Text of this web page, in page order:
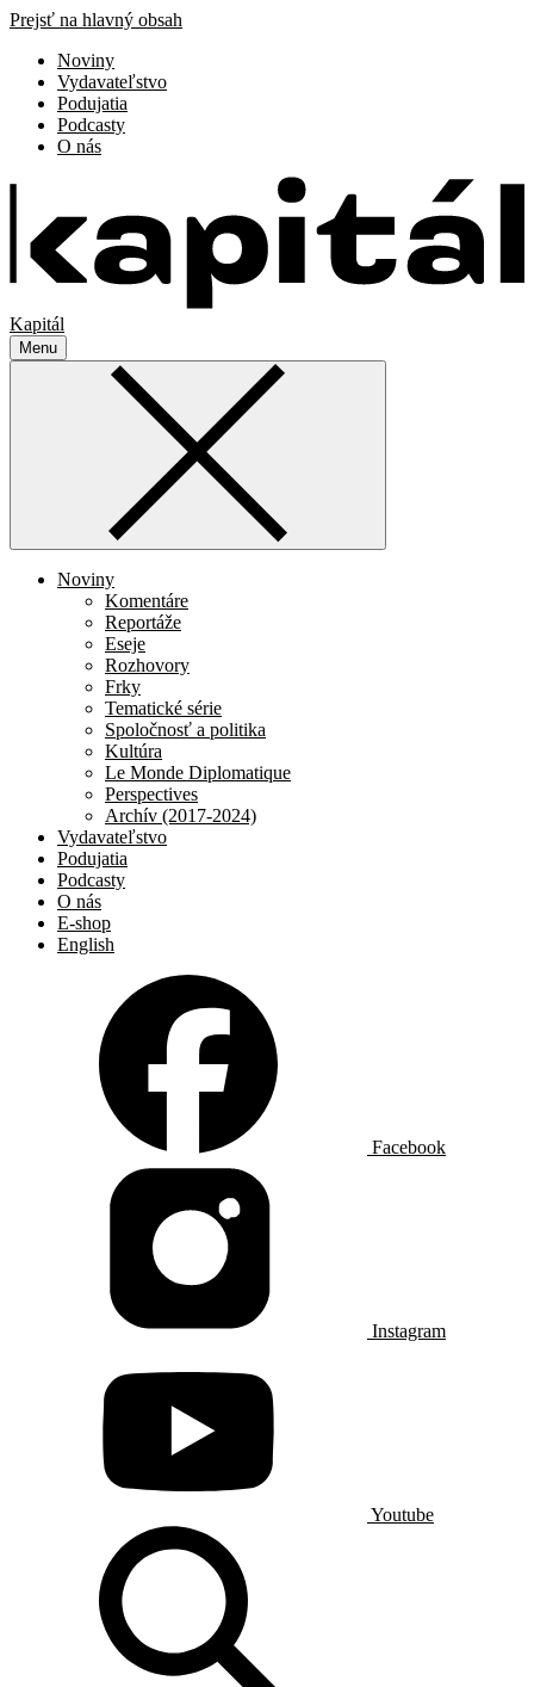
Prejsť na hlavný obsah
Noviny
Vydavateľstvo
Podujatia
Podcasty
O nás
Kapitál
Menu
Noviny
Komentáre
Reportáže
Eseje
Rozhovory
Frky
Tematické série
Spoločnosť a politika
Kultúra
Le Monde Diplomatique
Perspectives
Archív (2017-2024)
Vydavateľstvo
Podujatia
Podcasty
O nás
E-shop
English
Facebook
Instagram
Youtube